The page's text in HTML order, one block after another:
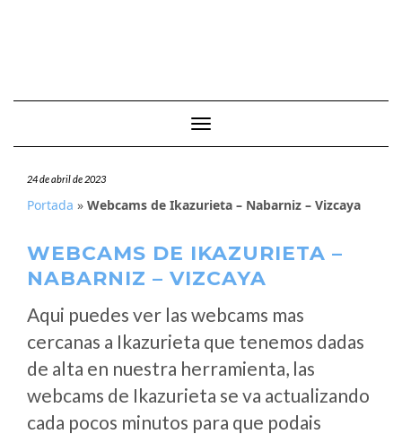
Cambiar modo de navegación
24 de abril de 2023
Portada » Webcams de Ikazurieta – Nabarniz – Vizcaya
WEBCAMS DE IKAZURIETA –
NABARNIZ – VIZCAYA
Aqui puedes ver las webcams mas
cercanas a Ikazurieta que tenemos dadas
de alta en nuestra herramienta, las
webcams de Ikazurieta se va actualizando
cada pocos minutos para que podais